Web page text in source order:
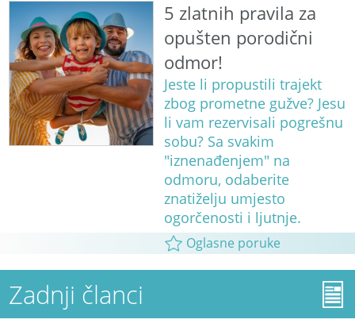
5 zlatnih pravila za
opušten porodični
odmor!
Jeste li propustili trajekt
zbog prometne gužve? Jesu
li vam rezervisali pogrešnu
sobu? Sa svakim
"iznenađenjem" na
odmoru, odaberite
znatiželju umjesto
ogorčenosti i ljutnje.
Oglasne poruke
Zadnji članci